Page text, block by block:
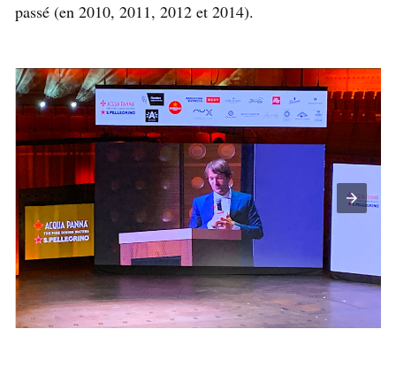
passé (en 2010, 2011, 2012 et 2014).